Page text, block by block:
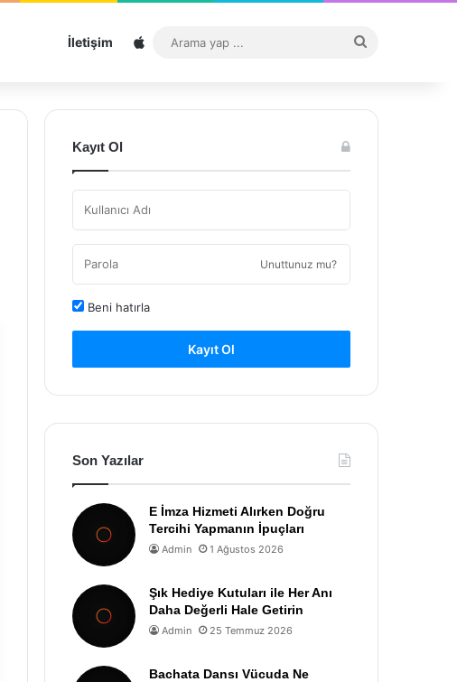
İletişim Sitemap
...
Kayıt Ol
Unuttunuz mu?
Beni hatırla
Kayıt Ol
Son Yazılar
E İmza Hizmeti Alırken Doğru
Tercihi Yapmanın İpuçları
Admin 1 Ağustos 2026
Şık Hediye Kutuları ile Her Anı
Daha Değerli Hale Getirin
Admin 25 Temmuz 2026
Bachata Dansı Vücuda Ne